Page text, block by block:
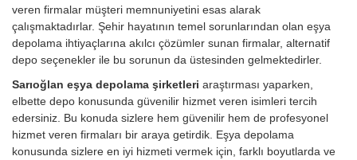
veren firmalar müşteri memnuniyetini esas alarak
çalışmaktadırlar. Şehir hayatının temel sorunlarından olan eşya
depolama ihtiyaçlarına akılcı çözümler sunan firmalar, alternatif
depo seçenekler ile bu sorunun da üstesinden gelmektedirler.
Sarıoğlan eşya depolama şirketleri araştırması yaparken,
elbette depo konusunda güvenilir hizmet veren isimleri tercih
edersiniz. Bu konuda sizlere hem güvenilir hem de profesyonel
hizmet veren firmaları bir araya getirdik. Eşya depolama
konusunda sizlere en iyi hizmeti vermek için, farklı boyutlarda ve